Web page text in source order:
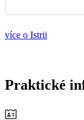
více o Istrii
Praktické